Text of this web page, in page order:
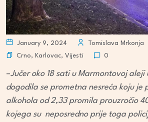
January 9, 2024
Tomislava Mrkonja
Crno, Karlovac, Vijesti 0
–Jučer oko 18 sati u Marmontovoj aleji
dogodila se prometna nesreća koju je
alkohola od 2,33 promila prouzročio
kojega su neposredno prije toga